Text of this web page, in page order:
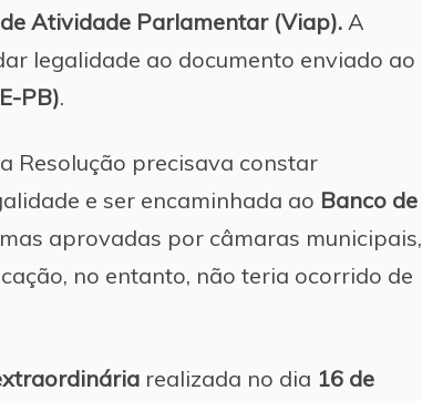
Atividade Parlamentar (Viap). A
legalidade ao documento enviado ao
PB).
Resolução precisava constar
e ser encaminhada ao Banco de
aprovadas por câmaras municipais,
no entanto, não teria ocorrido de
realizada no dia 16 de